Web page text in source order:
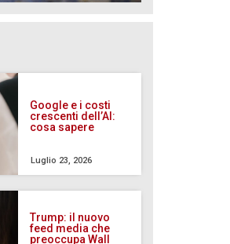
Google e i costi
crescenti dell’AI:
cosa sapere
Luglio 23, 2026
Trump: il nuovo
feed media che
preoccupa Wall